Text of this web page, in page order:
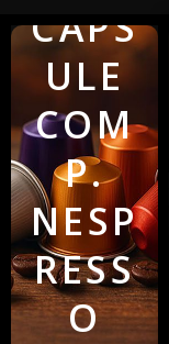
CAPS
ULE
COM
P.
NESP
RESS
O